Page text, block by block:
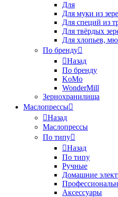
Для
Для муки из
Для специй из
Для твёрдых
Для хлопьев,
По бренду
Назад
По бренду
KoMo
WonderMill
Зернохранилища
Маслопрессы
Назад
Маслопрессы
По типу
Назад
По типу
Ручные
Домашние
Аксессуары